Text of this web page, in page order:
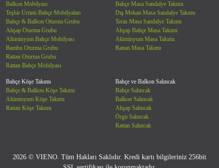
Balkon Mobilyası
Teşhir Ürünü Bahçe Mobilyaları
Bahçe & Balkon Oturma Grubu
Ahşap Oturma Grubu
Alüminyum Bahçe Mobilyası
Bambu Oturma Grubu
Rattan Oturma Grubu
Rattan Bahçe Mobilyası
Bahçe Masa Sandalye Takımı
Dış Mekan Masa Sandalye Takımı
Teras Masa Sandalye Takımı
Ahşap Bahçe Masa Takımı
Alüminyum Masa Takımı
Rattan Masa Takımı
Bahçe Köşe Takımı
Bahçe & Balkon Köşe Takımı
Alüminyum Köşe Takımı
Rattan Köşe Takımı
Bahçe ve Balkon Salıncak
Bahçe Salıncak
Balkon Salıncak
Ahşap Salıncak
Örgü Salıncak
Rattan Salıncak
2026 © VIENO. Tüm Hakları Saklıdır. Kredi kartı bilgileriniz 256bit